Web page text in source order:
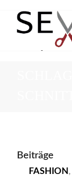
Beiträge
FASHION ,